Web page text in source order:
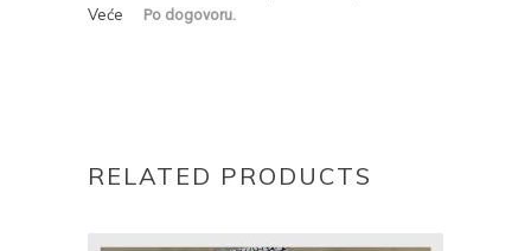
Veće Po dogovoru.
RELATED PRODUCTS